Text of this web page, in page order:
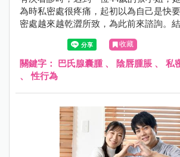
為時私密處很疼痛，起初以為自己是快
密處越來越乾澀所致，為此前來諮詢。
處的乾澀問題並不是因為快要更年期的
原因會導致突然擁有「乾妹妹」？！就
吧！
收藏
關鍵字： 巴氏腺囊腫、 陰唇腫脹 、 私
、性行為